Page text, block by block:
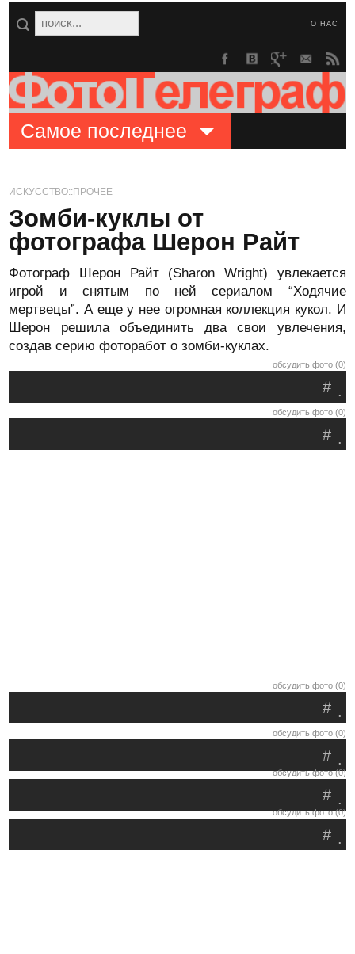
О НАС
Самое последнее
ИСКУССТВО::ПРОЧЕЕ
Зомби-куклы от
фотографа Шерон Райт
Фотограф Шерон Райт (Sharon Wright) увлекается
игрой и снятым по ней сериалом “Ходячие
мертвецы”. А еще у нее огромная коллекция кукол. И
Шерон решила объединить два свои увлечения,
создав серию фоторабот о зомби-куклах.
обсудить фото (0)
.
#
обсудить фото (0)
.
#
обсудить фото (0)
.
#
обсудить фото (0)
.
#
обсудить фото (0)
.
#
обсудить фото (0)
.
#